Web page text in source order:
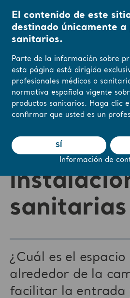
Cambie su
idioma
sanitarias
¿Cuál es el espacio
alrededor de la
facilitar la entrada
El contenido de este
destinado únicamente a
sanitarios.
Parte de la información sobre
esta página está dirigida
profesionales médicos o
normativa española vigente
productos sanitarios. Haga clic
confirmar que usted es un
SÍ
Información de